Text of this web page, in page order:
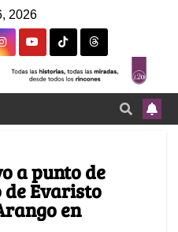
2026
a punto de
Evaristo
en